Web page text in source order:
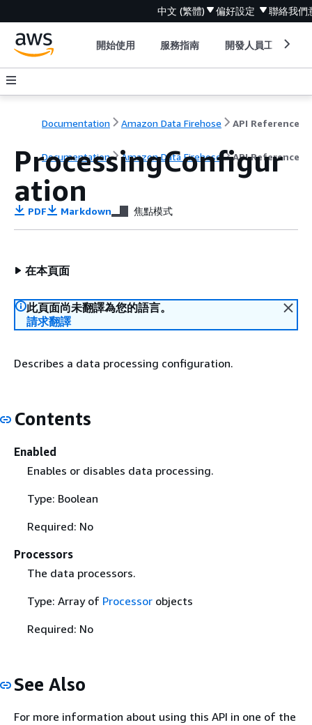
中文 (繁體) 偏好設定 聯絡我們
開始使用 服務指南 開發人員工具
Documentation Amazon Data Firehose API Reference
Documentation Amazon Data Firehose API Reference
ProcessingConfigur
ation
PDF Markdown 焦點模式
在本頁面
此頁面尚未翻譯為您的語言。
請求翻譯
Describes a data processing configuration.
Contents
Enabled
Enables or disables data processing.
Type: Boolean
Required: No
Processors
The data processors.
Type: Array of Processorobjects
Required: No
See Also
For more information about using this API in one of the